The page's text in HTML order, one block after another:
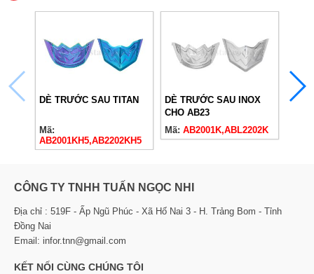
DÈ TRƯỚC SAU TITAN
Mã:
AB2001KH5,AB2202KH5
DÈ TRƯỚC SAU INOX
CHO AB23
Mã: AB2001K,ABL2202K
MẶT
CÔNG TY TNHH TUẤN NGỌC NHI
Địa chỉ : 519F - Ấp Ngũ Phúc - Xã Hố Nai 3 - H. Trảng Bom - Tỉnh
Đồng Nai
Email: infor.tnn@gmail.com
KẾT NỐI CÙNG CHÚNG TÔI